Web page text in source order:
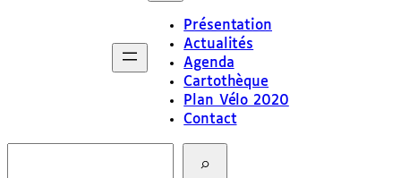
Présentation
Actualités
Agenda
Cartothèque
Plan Vélo 2020
Contact